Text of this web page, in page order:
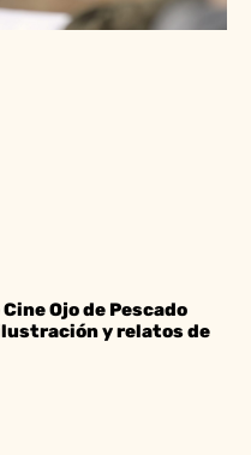
Ojo de Pescado
y relatos de